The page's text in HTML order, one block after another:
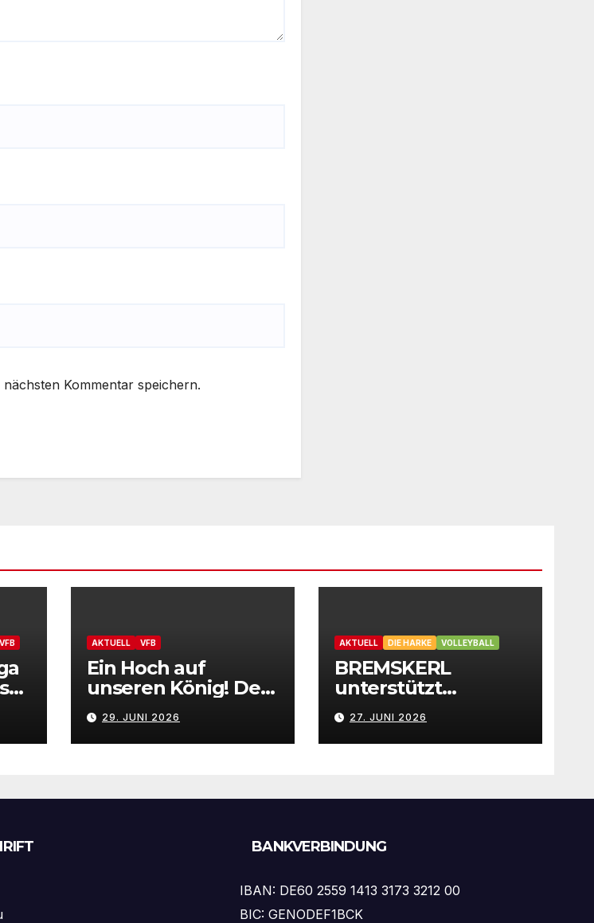
Kommentar speichern.
VFB AKTUELL VFB
Ein Hoch auf
unseren König! Der
VfB Stolzenau feiert
das Schützenfest
2026
29. JUNI 2026
AKTUELL DIE HARKE VOLLEYBALL
BREMSKERL
unterstützt
Volleyball-Teamdes
VfB Stolzenau mit
neuen Trikots
27. JUNI 2026
BANKVERBINDUNG
IBAN: DE60 2559 1413 3173 3212 00
BIC: GENODEF1BCK